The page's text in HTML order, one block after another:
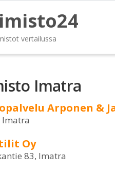
vertailussa
Imatra
Arponen &
Imatra
Oy
83, Imatra